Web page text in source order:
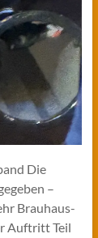
Die
–
Brauhaus-
Auftritt Teil